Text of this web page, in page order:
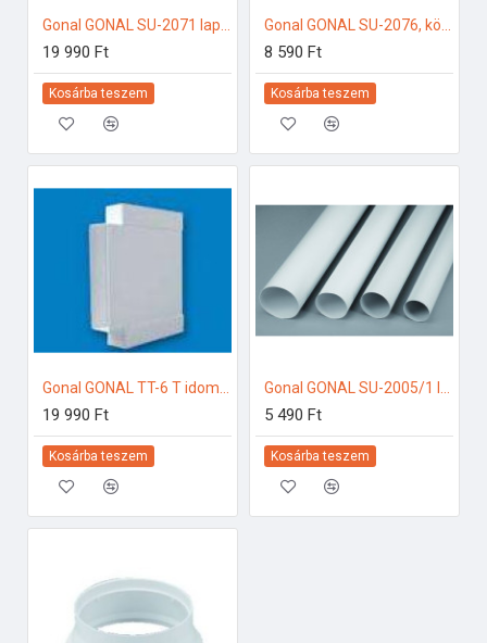
19 990 Ft
Kosárba teszem
8 590 Ft
Kosárba teszem
19 990 Ft
Kosárba teszem
5 490 Ft
Kosárba teszem